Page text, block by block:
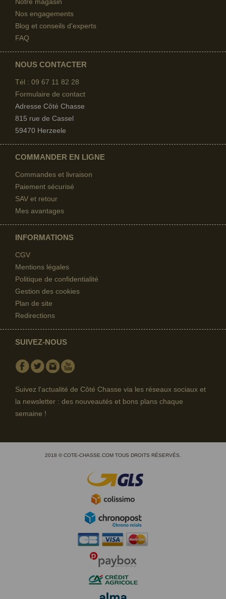
Nos engagements
Blog et conseils d'experts
FAQ
NOUS CONTACTER
Tél : 09 67 11 82 28
Formulaire de contact
Adresse Côté Chasse
815 rue de Cassel
59470 Herzeele
COMMANDER EN LIGNE
Commandes et livraison
Paiement sécurisé
SAV et retour
Mes avantages
INFORMATIONS
CGV
Mentions légales
Politique de confidentialité
Gestion des cookies
Plan de site
Redirections
SUIVEZ-NOUS
Facebook
TwitterInstagram
Suivez l'actualité de Côté Chasse via les réseaux sociaux et
la newsletter : des nouveautés et bons plans chaque
semaine !
2018 © COTE-CHASSE.COM TOUS DROITS RÉSERVÉS.